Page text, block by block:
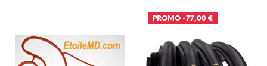
PROMO -77,00 €